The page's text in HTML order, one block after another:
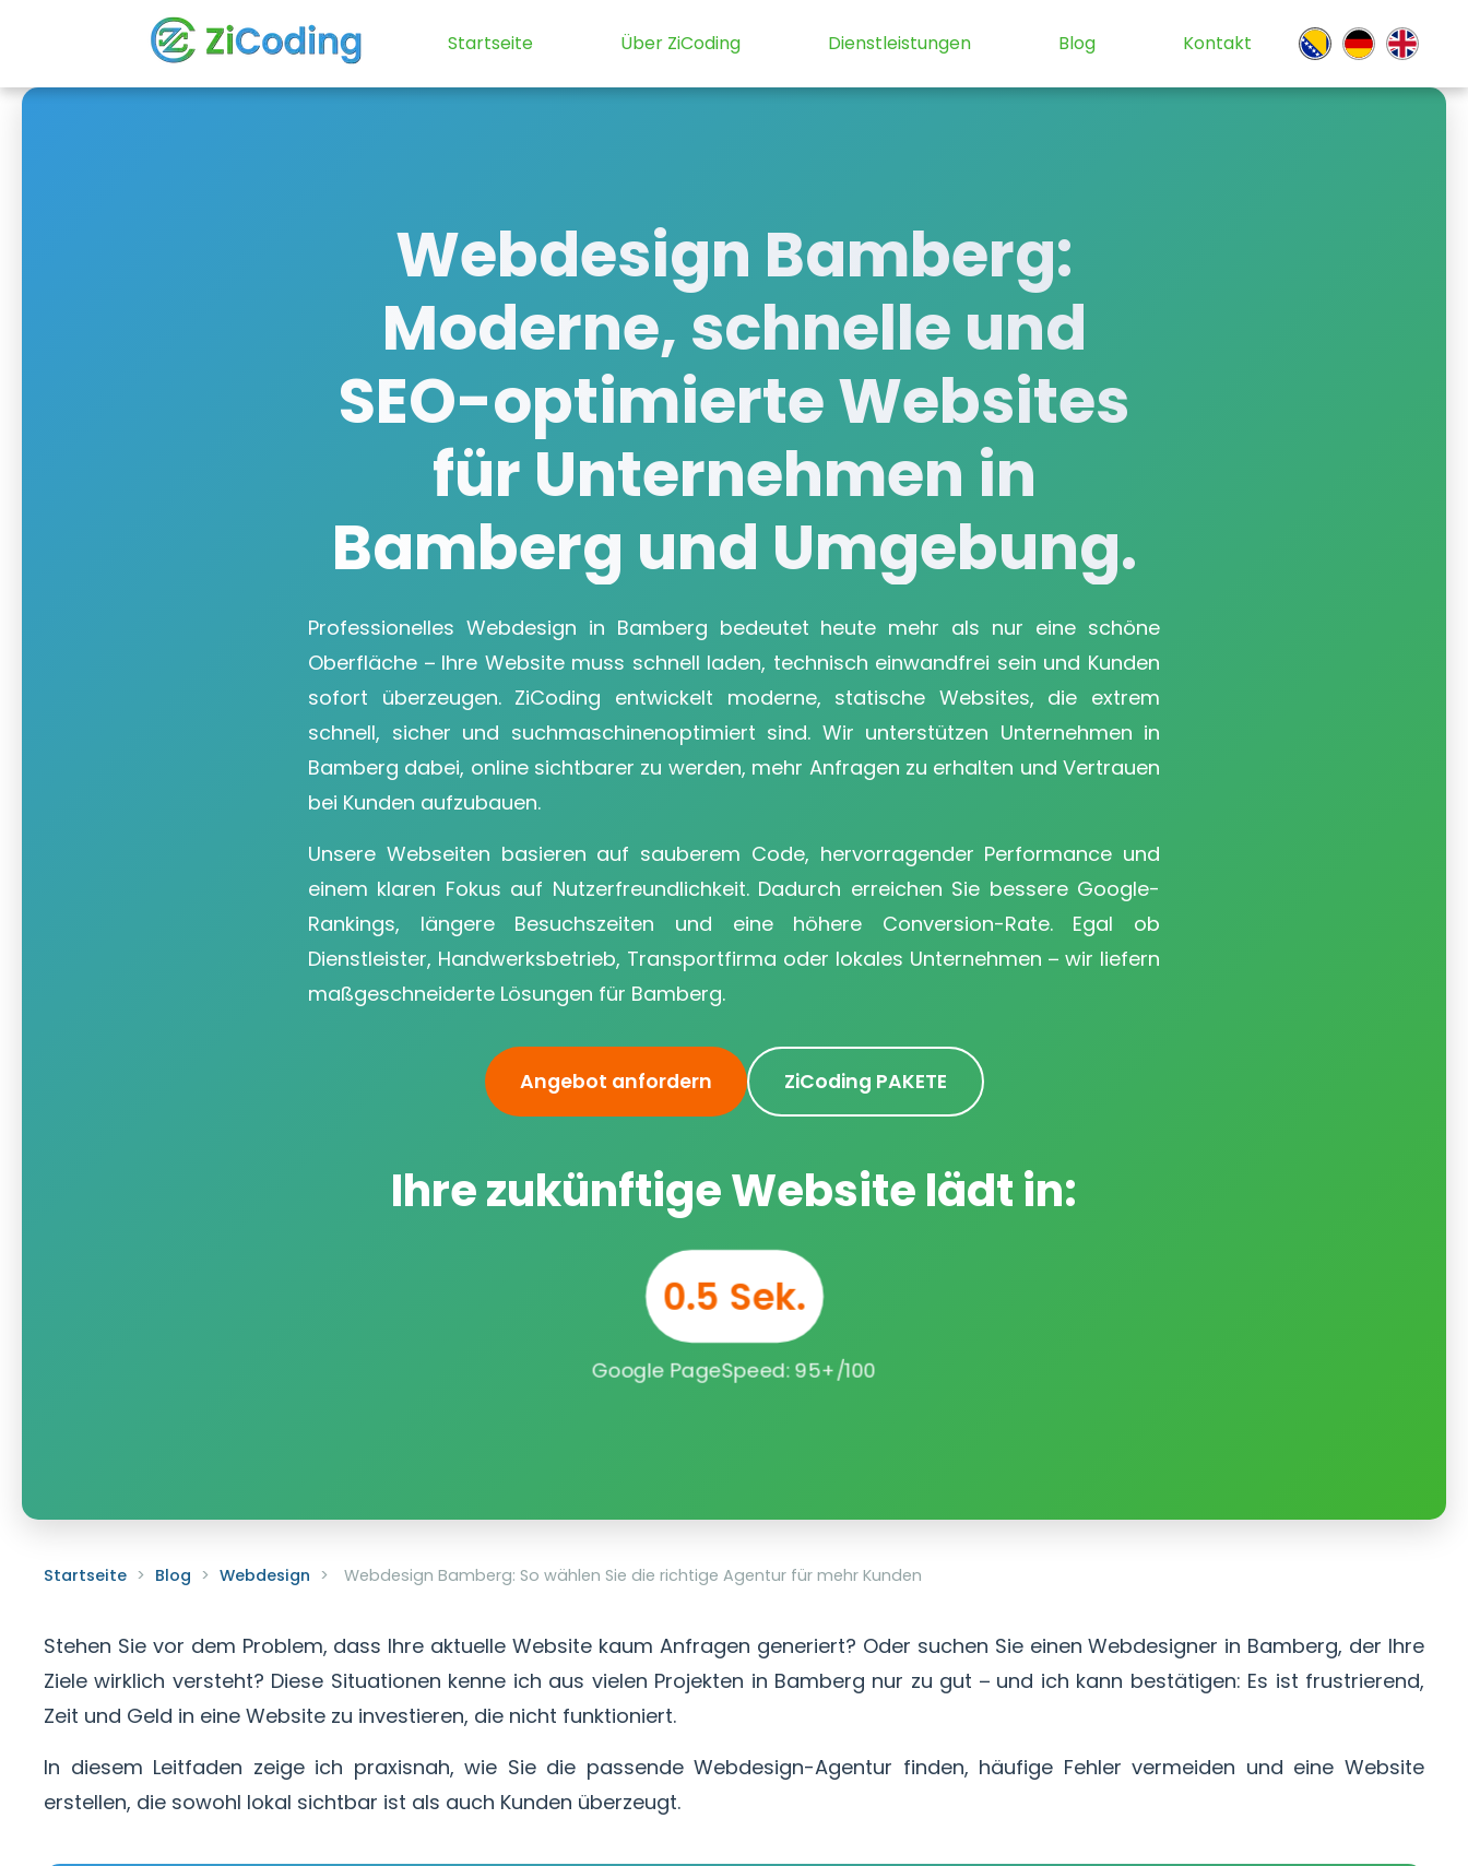
Startseite Über ZiCoding Dienstleistungen Blog Kontakt
Webdesign Bamberg:
Moderne, schnelle und
SEO-optimierte Websites
für Unternehmen in
Bamberg und Umgebung.
Professionelles Webdesign in Bamberg bedeutet heute mehr als nur eine schöne
Oberfläche – Ihre Website muss schnell laden, technisch einwandfrei sein und Kunden
sofort überzeugen. ZiCoding entwickelt moderne, statische Websites, die extrem
schnell, sicher und suchmaschinenoptimiert sind. Wir unterstützen Unternehmen in
Bamberg dabei, online sichtbarer zu werden, mehr Anfragen zu erhalten und Vertrauen
bei Kunden aufzubauen.
Unsere Webseiten basieren auf sauberem Code, hervorragender Performance und
einem klaren Fokus auf Nutzerfreundlichkeit. Dadurch erreichen Sie bessere Google-
Rankings, längere Besuchszeiten und eine höhere Conversion-Rate. Egal ob
Dienstleister, Handwerksbetrieb, Transportfirma oder lokales Unternehmen – wir liefern
maßgeschneiderte Lösungen für Bamberg.
Angebot anfordern ZiCoding PAKETE
Ihre zukünftige Website lädt in:
0.5 Sek.
Google PageSpeed: 95+/100
Startseite > Blog > Webdesign > Webdesign Bamberg: So wählen Sie die richtige Agentur für mehr Kunden
Stehen Sie vor dem Problem, dass Ihre aktuelle Website kaum Anfragen generiert? Oder suchen Sie einen Webdesigner in Bamberg, der Ihre
Ziele wirklich versteht? Diese Situationen kenne ich aus vielen Projekten in Bamberg nur zu gut – und ich kann bestätigen: Es ist frustrierend,
Zeit und Geld in eine Website zu investieren, die nicht funktioniert.
In diesem Leitfaden zeige ich praxisnah, wie Sie die passende Webdesign-Agentur finden, häufige Fehler vermeiden und eine Website
erstellen, die sowohl lokal sichtbar ist als auch Kunden überzeugt.